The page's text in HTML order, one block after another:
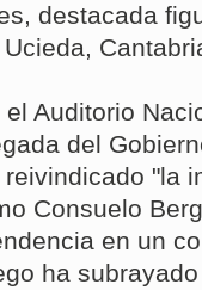
destacada
Auditorio
del
"la
Consuelo
en un
ha